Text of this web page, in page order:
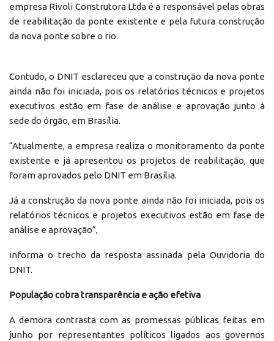
empresa Rivoli Construtora Ltda é a responsável pelas obras
de reabilitação da ponte existente e pela futura construção
da nova ponte sobre o rio.
Contudo, o DNIT esclareceu que a construção da nova ponte
ainda não foi iniciada, pois os relatórios técnicos e projetos
executivos estão em fase de análise e aprovação junto à
sede do órgão, em Brasília.
“Atualmente, a empresa realiza o monitoramento da ponte
existente e já apresentou os projetos de reabilitação, que
foram aprovados pelo DNIT em Brasília.
Já a construção da nova ponte ainda não foi iniciada, pois os
relatórios técnicos e projetos executivos estão em fase de
análise e aprovação”,
informa o trecho da resposta assinada pela Ouvidoria do
DNIT.
População cobra transparência e ação efetiva
A demora contrasta com as promessas públicas feitas em
junho por representantes políticos ligados aos governos